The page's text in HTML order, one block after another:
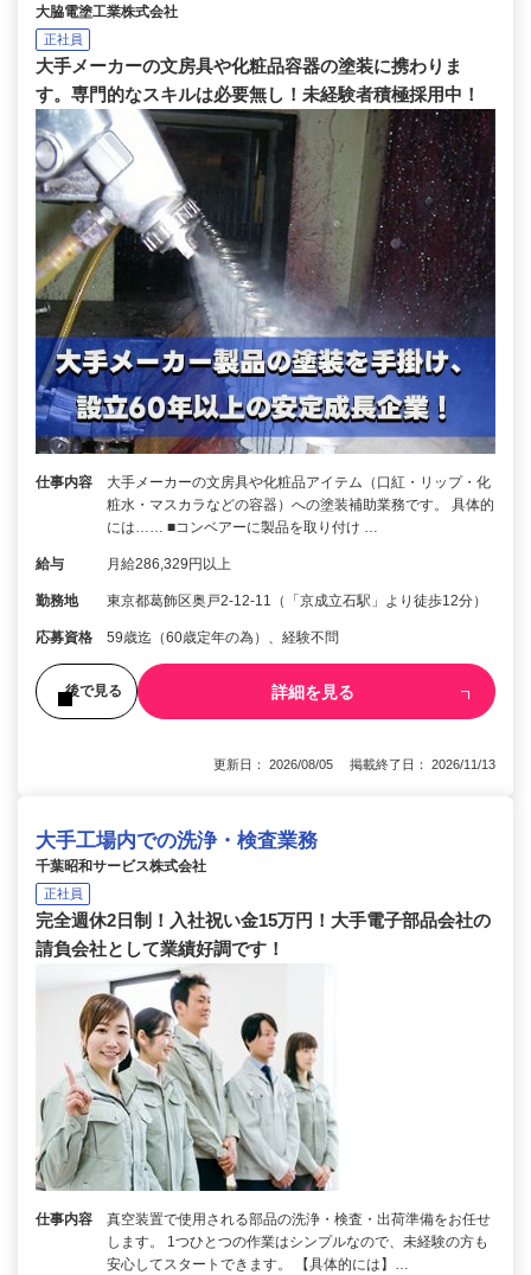
大脇電塗工業株式会社
正社員
大手メーカーの文房具や化粧品容器の塗装に携わりま
す。専門的なスキルは必要無し！未経験者積極採用中！
仕事内容
大手メーカーの文房具や化粧品アイテム（口紅・リップ・化
粧水・マスカラなどの容器）への塗装補助業務です。 具体的
には…… ■コンベアーに製品を取り付け …
給与 月給286,329円以上
勤務地 東京都葛飾区奥戸2-12-11（「京成立石駅」より徒歩12分）
応募資格 59歳迄（60歳定年の為）、経験不問
後で見る 詳細を見る
更新日： 2026/08/05 掲載終了日： 2026/11/13
大手工場内での洗浄・検査業務
千葉昭和サービス株式会社
正社員
完全週休2日制！入社祝い金15万円！大手電子部品会社の
請負会社として業績好調です！
仕事内容
真空装置で使用される部品の洗浄・検査・出荷準備をお任せ
します。 1つひとつの作業はシンプルなので、未経験の方も
安心してスタートできます。 【具体的には】…